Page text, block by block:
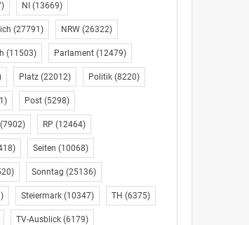
NI (13669)
(27791) NRW(26322)
(11503) Parlament(12479)
Platz(22012) Politik(8220)
Post(5298)
(7902) RP (12464)
Seiten (10068)
Sonntag (25136)
Steiermark(10347) TH (6375)
TV-Ausblick(6179)